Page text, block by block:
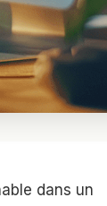
dans un